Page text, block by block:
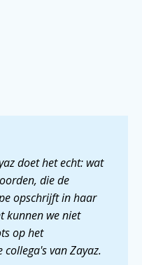
doet het echt: wat
die de
opschrijft in haar
kunnen we niet
op het
van Zayaz.